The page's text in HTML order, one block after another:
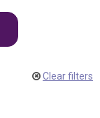
Clear filters